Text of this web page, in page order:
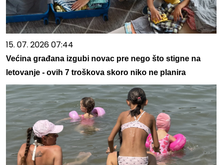
15. 07. 2026 07:44
Većina građana izgubi novac pre nego što stigne na
letovanje - ovih 7 troškova skoro niko ne planira